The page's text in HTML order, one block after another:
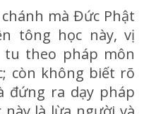
mà Đức Phật
tông học này, vị
theo pháp môn
còn không biết rõ
đứng ra dạy pháp